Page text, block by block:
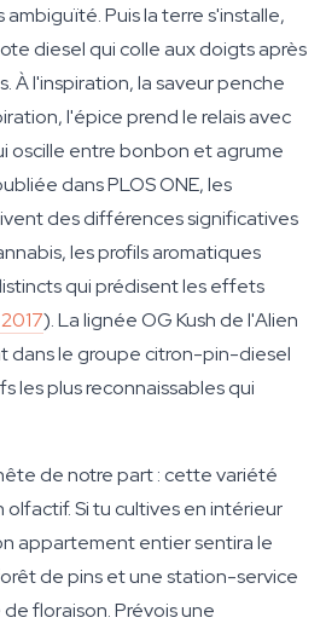
ambiguïté. Puis la terre s'installe,
diesel qui colle aux doigts après
À l'inspiration, la saveur penche
l'épice prend le relais avec
oscille entre bonbon et agrume
dans PLOS ONE, les
des différences significatives
les profils aromatiques
qui prédisent les effets
). La lignée OG Kush de l'Alien
dans le groupe citron-pin-diesel
les plus reconnaissables qui
de notre part : cette variété
olfactif. Si tu cultives en intérieur
appartement entier sentira le
de pins et une station-service
floraison. Prévois une